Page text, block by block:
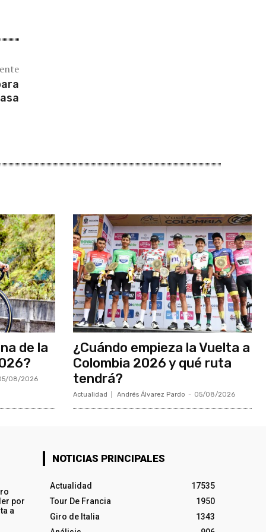
de la
08/2026
¿Cuándo empieza la Vuelta a
Colombia 2026 y qué ruta
tendrá?
Actualidad Andrés Álvarez Pardo - 05/08/2026
por
a
NOTICIAS PRINCIPALES
Actualidad
17535
Tour De Francia
1950
Giro de Italia
1343